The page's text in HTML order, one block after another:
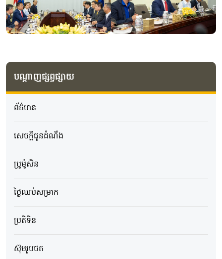
បណ្តាញផ្សព្វផ្សាយ
ព័ត៌មាន
សេចក្ដីជូនដំណឹង
ប្រូម៉ូសិន
ថ្ងៃឈប់សម្រាក
ប្រតិទិន
ស៊ុមរូបថត